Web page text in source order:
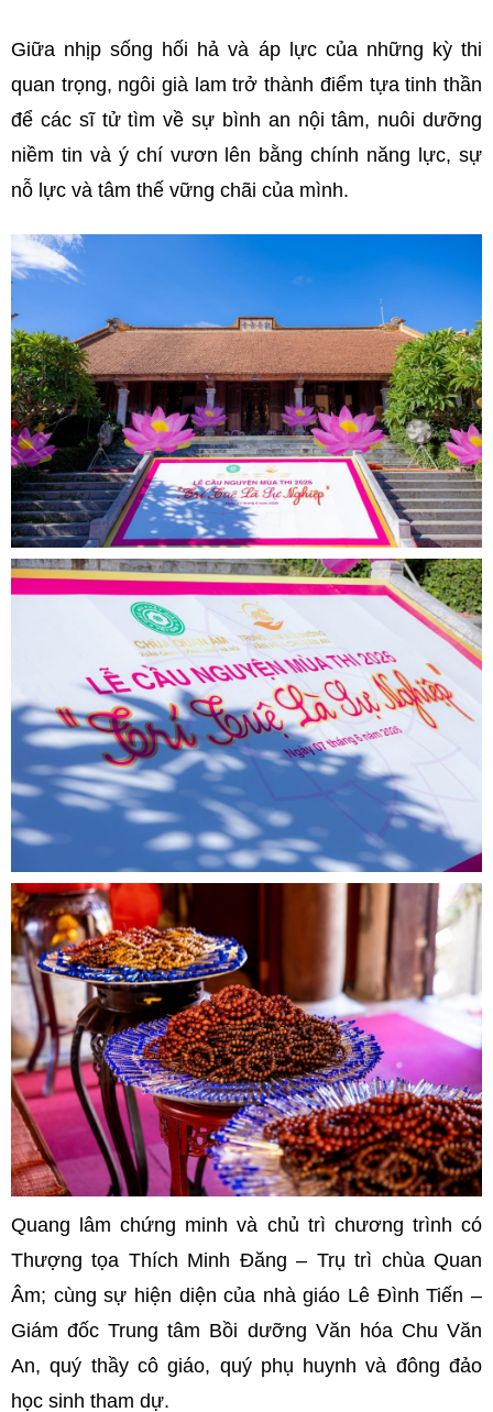
Giữa nhịp sống hối hả và áp lực của những kỳ thi
quan trọng, ngôi già lam trở thành điểm tựa tinh thần
để các sĩ tử tìm về sự bình an nội tâm, nuôi dưỡng
niềm tin và ý chí vươn lên bằng chính năng lực, sự
nỗ lực và tâm thế vững chãi của mình.
Quang lâm chứng minh và chủ trì chương trình có
Thượng tọa Thích Minh Đăng – Trụ trì chùa Quan
Âm; cùng sự hiện diện của nhà giáo Lê Đình Tiến –
Giám đốc Trung tâm Bồi dưỡng Văn hóa Chu Văn
An, quý thầy cô giáo, quý phụ huynh và đông đảo
học sinh tham dự.